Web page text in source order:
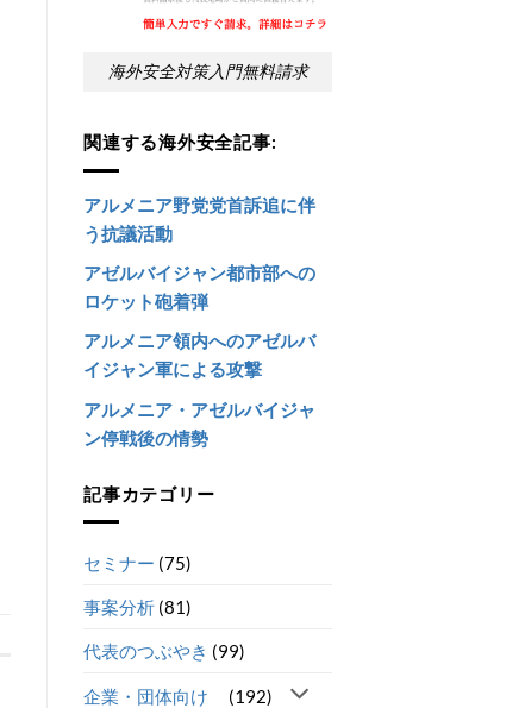
海外安全対策入門無料請求
関連する海外安全記事:
アルメニア野党党首訴追に伴
う抗議活動
アゼルバイジャン都市部への
ロケット砲着弾
アルメニア領内へのアゼルバ
イジャン軍による攻撃
アルメニア・アゼルバイジャ
ン停戦後の情勢
記事カテゴリー
セミナー (75)
事案分析 (81)
代表のつぶやき (99)
企業・団体向け (192)